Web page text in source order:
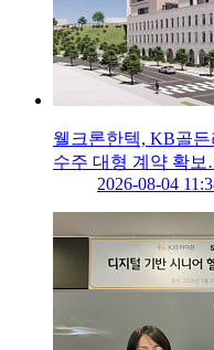
웰크론한텍, KB골든
수주 대형 계약 확
2026-08-04